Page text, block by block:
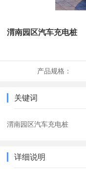
渭南园区汽车充电桩
产品规格：
关键词
渭南园区汽车充电桩
详细说明